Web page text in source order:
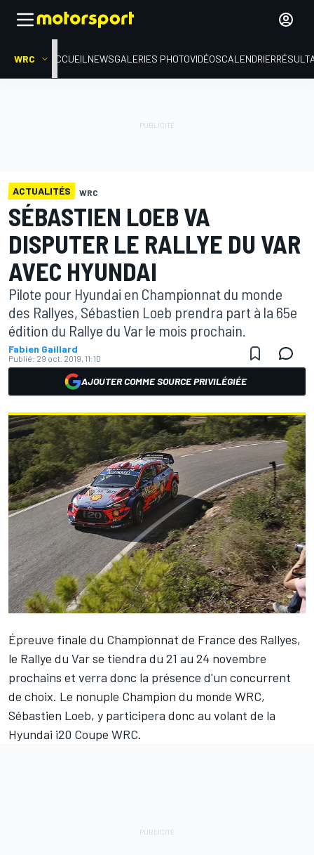
WRC ACCUEIL NEWSGALERIES PHOTOVIDÉOSCALENDRIER
ACTUALITÉS WRC
SÉBASTIEN LOEB VA
DISPUTER LE RALLYE DU VAR
AVEC HYUNDAI
Pilote pour Hyundai en Championnat du monde
des Rallyes, Sébastien Loeb prendra part à la 65e
édition du Rallye du Var le mois prochain.
Fabien Gaillard
Publié: 29 oct. 2019, 11:10
AJOUTER COMME SOURCE PRIVILÉGIÉE
Épreuve finale du Championnat de France des Rallyes,
le Rallye du Var se tiendra du 21 au 24 novembre
prochains et verra donc la présence d'un concurrent
de choix. Le nonuple Champion du monde WRC,
Sébastien Loeb, y participera donc au volant de la
Hyundai i20 Coupe WRC.